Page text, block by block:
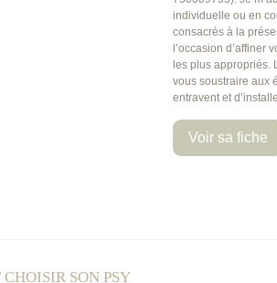
individuelle ou en
consacrés à la
l’occasion d’affiner
les plus appropriés.
vous soustraire aux
entravent et
Voir sa fiche
CHOISIR SON PSY